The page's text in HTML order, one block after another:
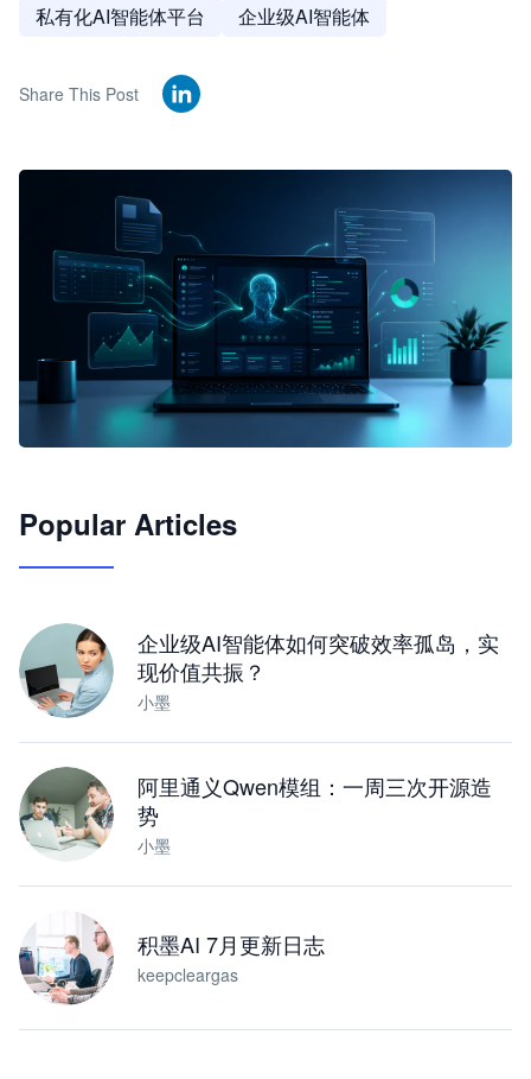
私有化AI智能体平台
企业级AI智能体
Share This Post
JimoClaw 桌面 AI Agent 工作台
Popular Articles
企业级AI智能体如何突破效率孤岛，实
现价值共振？
小墨
阿里通义Qwen模组：一周三次开源造
势
小墨
积墨AI 7月更新日志
keepcleargas